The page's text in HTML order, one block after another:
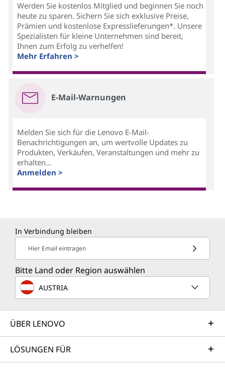
Werden Sie kostenlos Mitglied und beginnen Sie noch
heute zu sparen. Sichern Sie sich exklusive Preise,
Prämien und kostenlose Expresslieferungen*. Unsere
Spezialisten für kleine Unternehmen sind bereit,
Ihnen zum Erfolg zu verhelfen!
Mehr Erfahren >
E-Mail-Warnungen
Melden Sie sich für die Lenovo E-Mail-
Benachrichtigungen an, um wertvolle Updates zu
Produkten, Verkäufen, Veranstaltungen und mehr zu
erhalten...
Anmelden >
In Verbindung bleiben
Hier Email eintragen
Bitte Land oder Region auswählen
AUSTRIA
ÜBER LENOVO
LÖSUNGEN FÜR